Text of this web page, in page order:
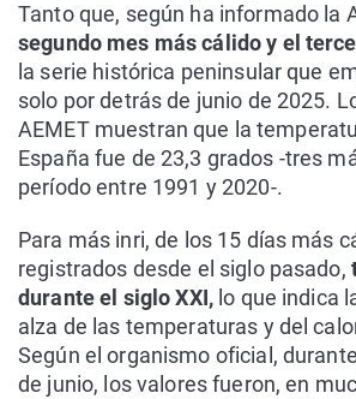
Tanto que, según ha informado la
segundo mes más cálido y el
la serie histórica peninsular que
solo por detrás de junio de 2025.
AEMET muestran que la
España fue de 23,3 grados -tres
período entre 1991 y 2020-.
Para más inri, de los 15 días más
registrados desde el siglo pasado,
durante el siglo XXI, lo que indica
alza de las temperaturas y del
Según el organismo oficial,
de junio, los valores fueron, en